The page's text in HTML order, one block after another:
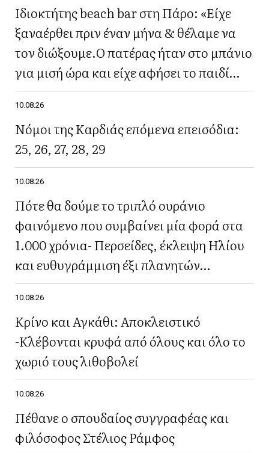
Ιδιοκτήτης beach bar στη Πάρο: «Είχε
ξαναέρθει πριν έναν μήνα & θέλαμε να
τον διώξουμε.Ο πατέρας ήταν στο μπάνιο
για μισή ώρα και είχε αφήσει το παιδί
μόνο του»
10.08.26
Νόμοι της Καρδιάς επόμενα επεισόδια:
25, 26, 27, 28, 29
10.08.26
Πότε θα δούμε το τριπλό ουράνιο
φαινόμενο που συμβαίνει μία φορά στα
1.000 χρόνια- Περσείδες, έκλειψη Ηλίου
και ευθυγράμμιση έξι πλανητών
ταυτόχρονα
10.08.26
Κρίνο και Αγκάθι: Aποκλειστικό
-Κλέβονται κρυφά από όλους και όλο το
χωριό τους λιθοβολεί
10.08.26
Πέθανε ο σπουδαίος συγγραφέας και
φιλόσοφος Στέλιος Ράμφος